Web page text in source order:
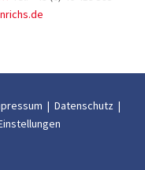
| Datenschutz |